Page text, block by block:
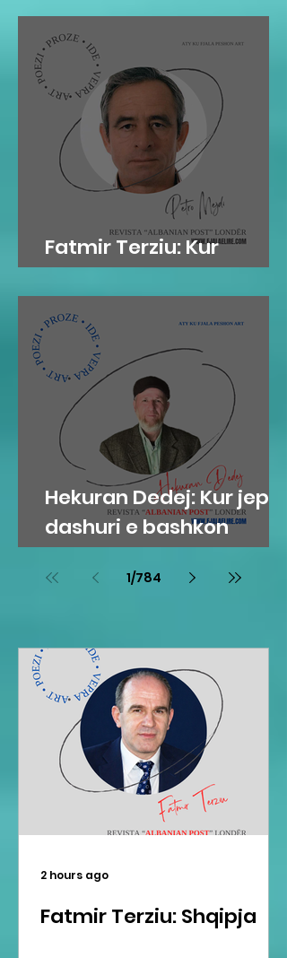
Fatmir Terziu: Kur
'arkivat' flasin…
Hekuran Dedej: Kur jep
dashuri e bashkon
njerëzit
1/784
Fatmir Terziu: Shqipja
2 hours ago